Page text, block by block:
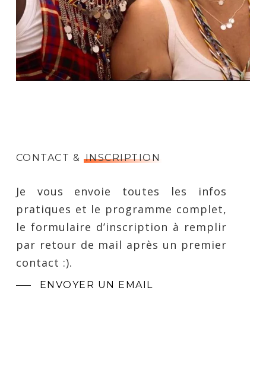
CONTACT & INSCRIPTION
Je vous envoie toutes les infos
pratiques et le programme complet,
le formulaire d’inscription à remplir
par retour de mail après un premier
contact :).
ENVOYER UN EMAIL